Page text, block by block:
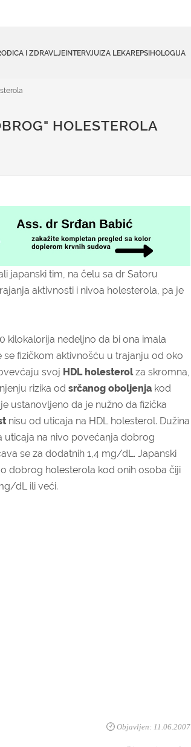
I ZDRAVLJEINTERVJUIZA LEKAREPSIHOLOGIJA
HOLESTEROLA
japanski tim, na čelu sa dr Satoru
aktivnosti i nivoa holesterola, pa je
kilokalorija nedeljno da bi ona imala
se fizičkom aktivnošću u trajanju od oko
svoj HDL holesterolza skromna,
rizika od srčanog oboljenja kod
ustanovljeno da je nužno da fizička
nisu od uticaja na HDL holesterol. Dužina
na nivo povećanja dobrog
se za dodatnih 1,4 mg/dL. Japanski
dobrog holesterola kod onih osoba čiji
dL ili veći.
Objavljen: 11.06.2007